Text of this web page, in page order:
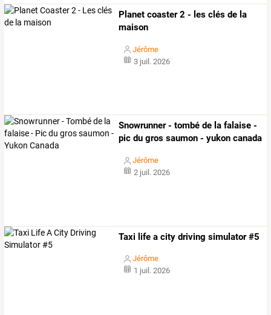
Planet coaster 2 - les clés de la
maison
Jérôme
3 juil. 2026
Snowrunner - tombé de la falaise -
pic du gros saumon - yukon canada
Jérôme
2 juil. 2026
Taxi life a city driving simulator #5
Jérôme
1 juil. 2026